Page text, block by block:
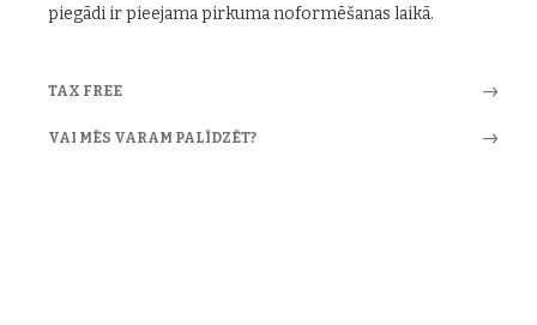
piegādi ir pieejama pirkuma noformēšanas laikā.
TAX FREE
VAI MĒS VARAM PALĪDZĒT?